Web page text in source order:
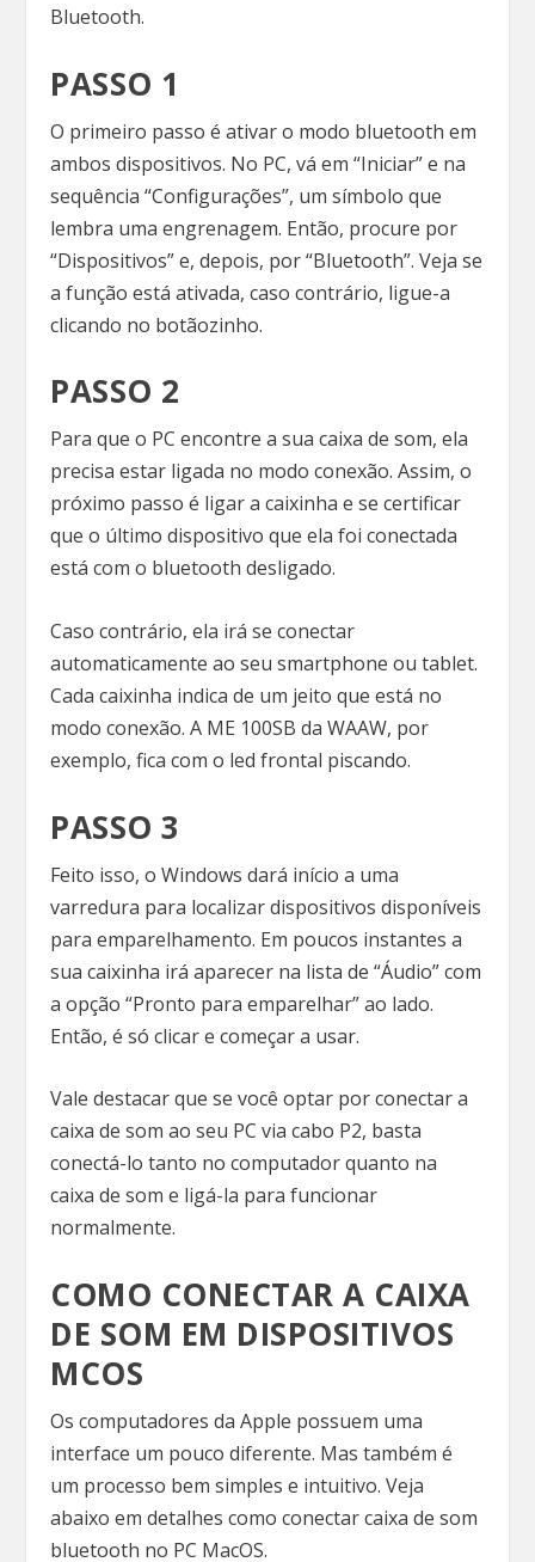
Bluetooth.
PASSO 1
O primeiro passo é ativar o modo bluetooth em
ambos dispositivos. No PC, vá em “Iniciar” e na
sequência “Configurações”, um símbolo que
lembra uma engrenagem. Então, procure por
“Dispositivos” e, depois, por “Bluetooth”. Veja se
a função está ativada, caso contrário, ligue-a
clicando no botãozinho.
PASSO 2
Para que o PC encontre a sua caixa de som, ela
precisa estar ligada no modo conexão. Assim, o
próximo passo é ligar a caixinha e se certificar
que o último dispositivo que ela foi conectada
está com o bluetooth desligado.
Caso contrário, ela irá se conectar
automaticamente ao seu smartphone ou tablet.
Cada caixinha indica de um jeito que está no
modo conexão. A ME 100SB da WAAW, por
exemplo, fica com o led frontal piscando.
PASSO 3
Feito isso, o Windows dará início a uma
varredura para localizar dispositivos disponíveis
para emparelhamento. Em poucos instantes a
sua caixinha irá aparecer na lista de “Áudio” com
a opção “Pronto para emparelhar” ao lado.
Então, é só clicar e começar a usar.
Vale destacar que se você optar por conectar a
caixa de som ao seu PC via cabo P2, basta
conectá-lo tanto no computador quanto na
caixa de som e ligá-la para funcionar
normalmente.
COMO CONECTAR A CAIXA
DE SOM EM DISPOSITIVOS
MCOS
Os computadores da Apple possuem uma
interface um pouco diferente. Mas também é
um processo bem simples e intuitivo. Veja
abaixo em detalhes como conectar caixa de som
bluetooth no PC MacOS.